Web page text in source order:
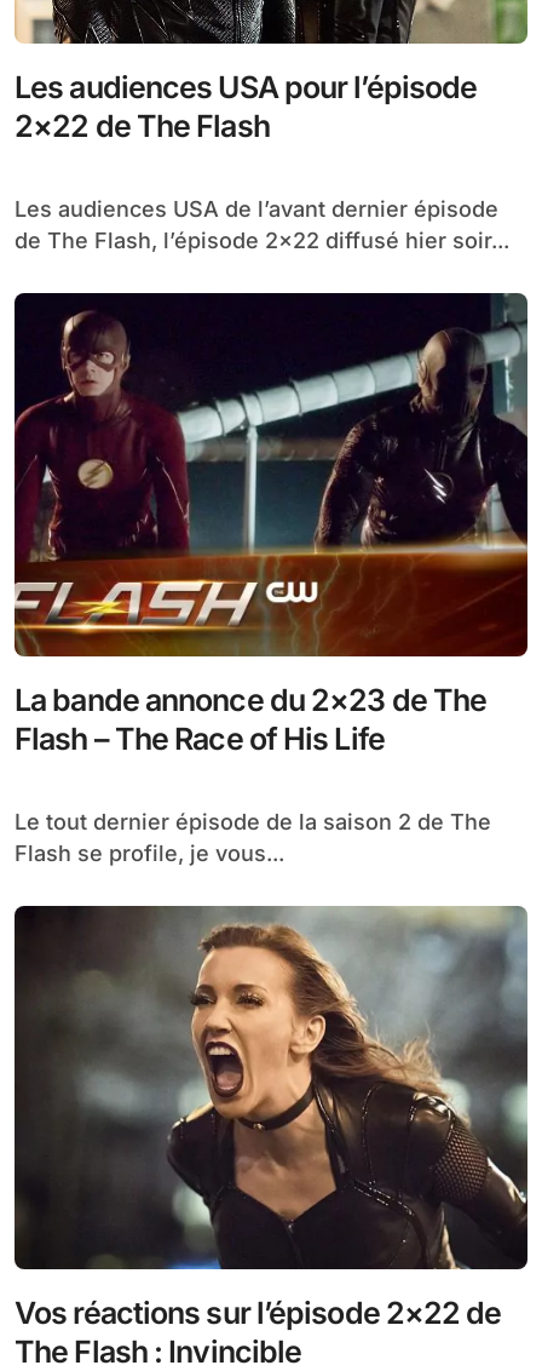
Les audiences USA pour l’épisode
2×22 de The Flash
Les audiences USA de l’avant dernier épisode
de The Flash, l’épisode 2×22 diffusé hier soir...
La bande annonce du 2×23 de The
Flash – The Race of His Life
Le tout dernier épisode de la saison 2 de The
Flash se profile, je vous...
Vos réactions sur l’épisode 2×22 de
The Flash : Invincible